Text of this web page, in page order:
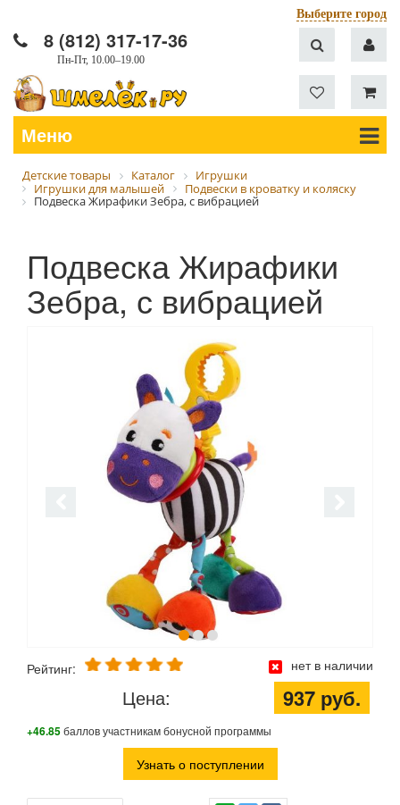
Выберите город
8 (812) 317-17-36
Пн-Пт, 10.00–19.00
Меню
Детские товары Каталог
Игрушки
Игрушки для малышей
Подвески в кроватку и коляску
Подвеска Жирафики Зебра, с вибрацией
Подвеска Жирафики
Зебра, с вибрацией
Рейтинг: нет в наличии
Цена: 937 руб.
+46.85баллов участникам бонусной программы
Узнать о поступлении